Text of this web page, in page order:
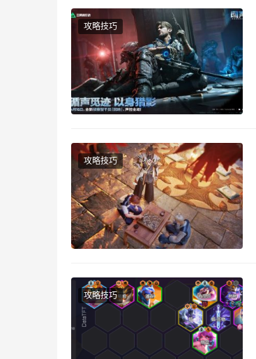
攻略技巧
攻略技巧
攻略技巧